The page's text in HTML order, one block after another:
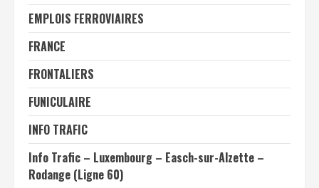
EMPLOIS FERROVIAIRES
FRANCE
FRONTALIERS
FUNICULAIRE
INFO TRAFIC
Info Trafic – Luxembourg – Easch-sur-Alzette –
Rodange (Ligne 60)